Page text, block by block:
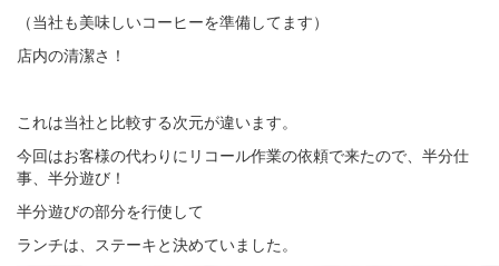
（当社も美味しいコーヒーを準備してます）
店内の清潔さ！
これは当社と比較する次元が違います。
今回はお客様の代わりにリコール作業の依頼で来たので、半分仕
事、半分遊び！
半分遊びの部分を行使して
ランチは、ステーキと決めていました。